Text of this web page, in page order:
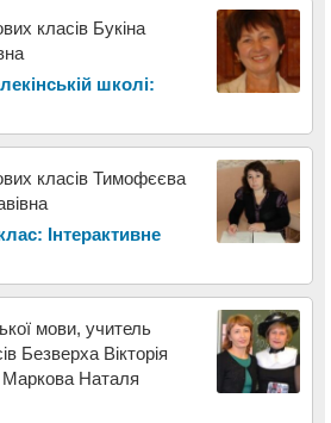
класів Букіна
школі:
класів Тимофєєва
Інтерактивне
мови, учитель
Безверха Вікторія
Наталя